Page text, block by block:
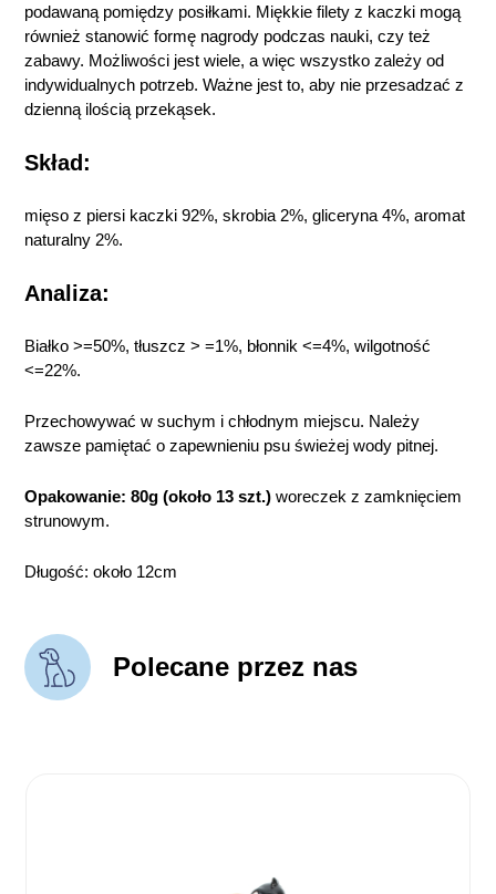
podawaną pomiędzy posiłkami. Miękkie filety z kaczki mogą
również stanowić formę nagrody podczas nauki, czy też
zabawy. Możliwości jest wiele, a więc wszystko zależy od
indywidualnych potrzeb. Ważne jest to, aby nie przesadzać z
dzienną ilością przekąsek.
Skład:
mięso z piersi kaczki 92%, skrobia 2%, gliceryna 4%, aromat
naturalny 2%.
Analiza:
Białko >=50%, tłuszcz > =1%, błonnik <=4%, wilgotność
<=22%.
Przechowywać w suchym i chłodnym miejscu. Należy
zawsze pamiętać o zapewnieniu psu świeżej wody pitnej.
Opakowanie: 80g (około 13 szt.)woreczek z zamknięciem
strunowym.
Długość: około 12cm
Polecane przez nas